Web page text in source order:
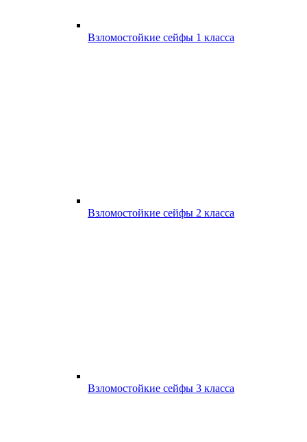
Взломостойкие сейфы 1 класса
Взломостойкие сейфы 2 класса
Взломостойкие сейфы 3 класса